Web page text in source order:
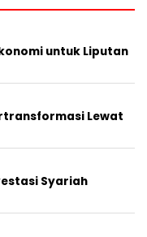
untuk Liputan
Lewat
Syariah